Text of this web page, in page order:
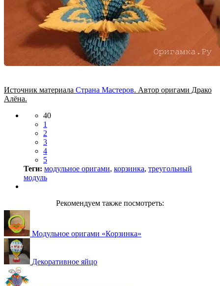
Источник материала Страна Мастеров. Автор оригами Драко
Алёна.
40
1
2
3
4
5
Теги: модульное оригами, корзинка, треугольный
модуль
Рекомендуем также посмотреть:
Модульное оригами «Корзинка»
Декоративное яйцо